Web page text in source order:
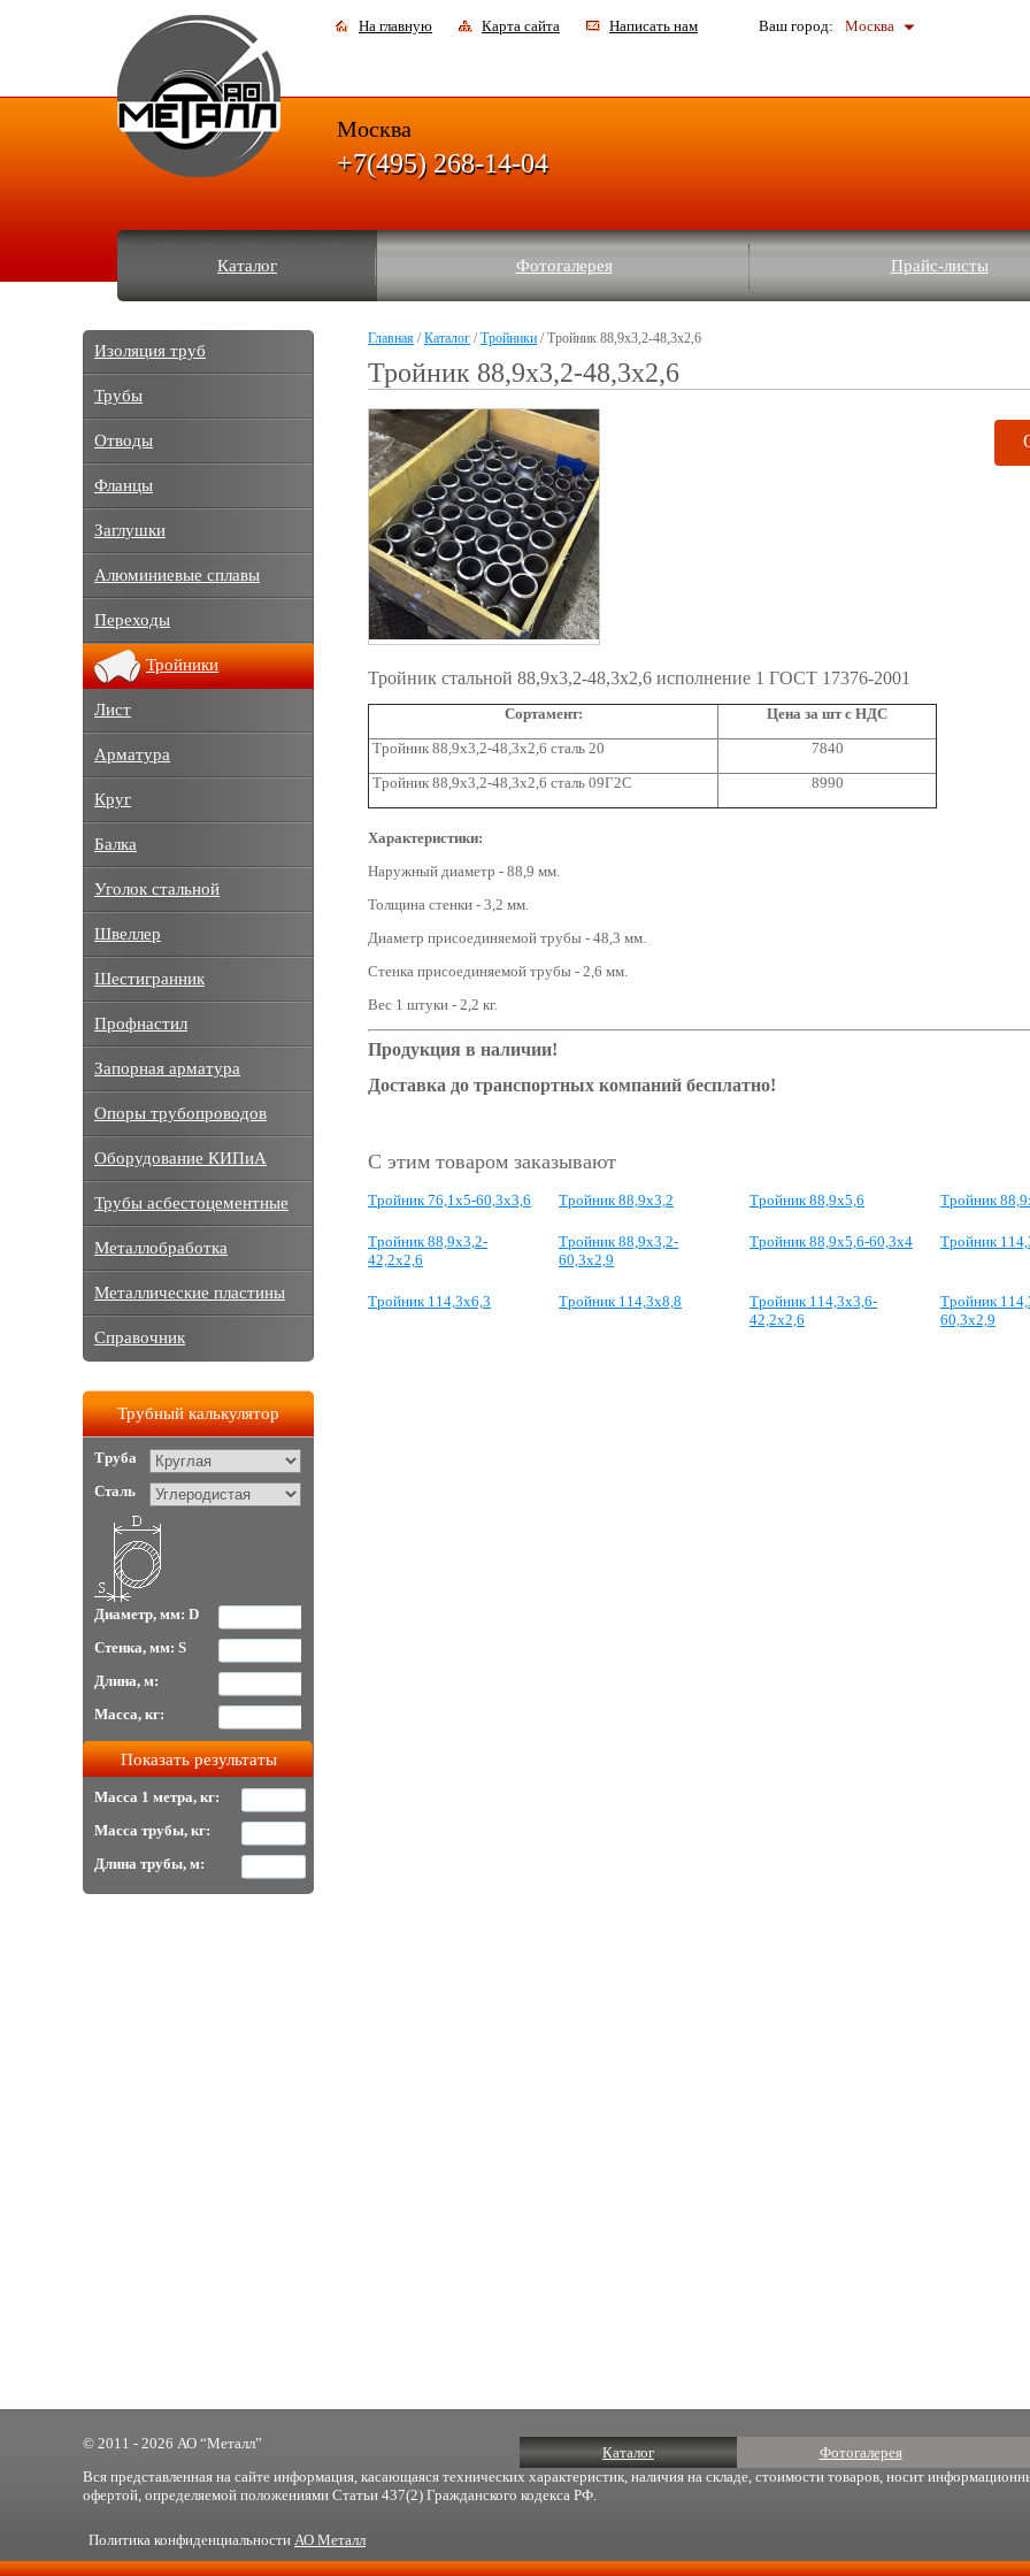
На главную Карта сайта Написать нам Ваш город: Москва
Каталог Фотогалерея Прайс-листы
Москва
+7(495) 268-14-04
Главная /Каталог /Тройники / Тройник 88,9х3,2-48,3х2,6
Тройник 88,9х3,2-48,3х2,6
Тройник стальной 88,9х3,2-48,3х2,6 исполнение 1 ГОСТ 17376-2001
Сортамент:
Цена за шт с НДС
Тройник 88,9х3,2-48,3х2,6 сталь 20
7840
Тройник 88,9х3,2-48,3х2,6 сталь 09Г2С
8990
Характеристики:
Наружный диаметр - 88,9 мм.
Толщина стенки - 3,2 мм.
Диаметр присоединяемой трубы - 48,3 мм.
Стенка присоединяемой трубы - 2,6 мм.
Вес 1 штуки - 2,2 кг.
Продукция в наличии!
Доставка до транспортных компаний бесплатно!
С этим товаром заказывают
Тройник 76,1х5-60,3х3,6 Тройник 88,9х3,2 Тройник 88,9х5,6 Тройник
Тройник 88,9х3,2-
42,2х2,6
Тройник 88,9х3,2-
60,3х2,9
Тройник 88,9х5,6-60,3х4 Тройник
Тройник 114,3х6,3 Тройник 114,3х8,8
Тройник 114,3х3,6-
42,2х2,6
Тройник
60,3х2,9
Изоляция труб
Трубы
Отводы
Фланцы
Заглушки
Алюминиевые сплавы
Переходы
Тройники
Лист
Арматура
Круг
Балка
Уголок стальной
Швеллер
Шестигранник
Профнастил
Запорная арматура
Опоры трубопроводов
Оборудование КИПиА
Трубы асбестоцементные
Металлобработка
Металлические пластины
Справочник
Трубный калькулятор
Труба
Сталь
Диаметр, мм: D
Стенка, мм: S
Длина, м:
Масса, кг:
Масса 1 метра, кг:
Масса трубы, кг:
Длина трубы, м:
Каталог Фотогалерея
© 2011 - 2026 АО “Металл”
Вся представленная на сайте информация, касающаяся технических характеристик, наличия на складе, стоимости товаров, носит
офертой, определяемой положениями Статьи 437(2) Гражданского кодекса РФ.
Политика конфиденциальности АО Металл